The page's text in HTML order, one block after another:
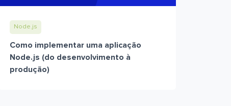
Node.js
Como implementar uma aplicação
Node.js (do desenvolvimento à
produção)